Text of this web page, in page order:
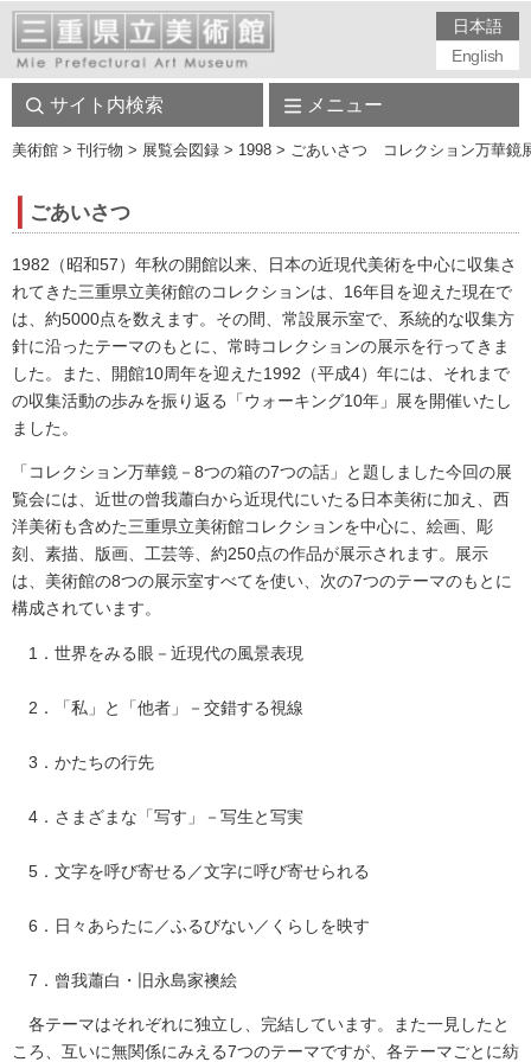
日本語
English
サイト内検索 メニュー
美術館 > 刊行物 > 展覧会図録 > 1998 > ごあいさつ コレクション万華鏡
ごあいさつ
1982（昭和57）年秋の開館以来、日本の近現代美術を中心に収集さ
れてきた三重県立美術館のコレクションは、16年目を迎えた現在で
は、約5000点を数えます。その間、常設展示室で、系統的な収集方
針に沿ったテーマのもとに、常時コレクションの展示を行ってきま
した。また、開館10周年を迎えた1992（平成4）年には、それまで
の収集活動の歩みを振り返る「ウォーキング10年」展を開催いたし
ました。
「コレクション万華鏡－8つの箱の7つの話」と題しました今回の展
覧会には、近世の曾我蕭白から近現代にいたる日本美術に加え、西
洋美術も含めた三重県立美術館コレクションを中心に、絵画、彫
刻、素描、版画、工芸等、約250点の作品が展示されます。展示
は、美術館の8つの展示室すべてを使い、次の7つのテーマのもとに
構成されています。
1．世界をみる眼－近現代の風景表現
2．「私」と「他者」－交錯する視線
3．かたちの行先
4．さまざまな「写す」－写生と写実
5．文字を呼び寄せる／文字に呼び寄せられる
6．日々あらたに／ふるびない／くらしを映す
7．曾我蕭白・旧永島家襖絵
各テーマはそれぞれに独立し、完結しています。また一見したと
ころ、互いに無関係にみえる7つのテーマですが、各テーマごとに紡